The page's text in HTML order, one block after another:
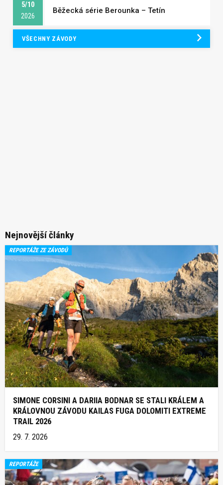
5/10
2026
Běžecká série Berounka – Tetín
VŠECHNY ZÁVODY
Nejnovější články
REPORTÁŽE ZE ZÁVODŮ
SIMONE CORSINI A DARIIA BODNAR SE STALI KRÁLEM A
KRÁLOVNOU ZÁVODU KAILAS FUGA DOLOMITI EXTREME
TRAIL 2026
29. 7. 2026
REPORTÁŽE